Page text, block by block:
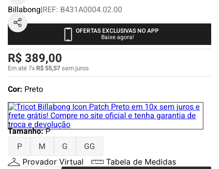
Billabong|REF: B431A0004.02.00
OFERTAS EXCLUSIVAS NO APP
Baixe agora!
R$ 389,00
Em até7xR$ 55,57sem juros
Cor: Preto
Tamanho:P
P
M G GG
Provador Virtual Tabela de Medidas
1
moletom
2º
regata
4º
boardshort
5º
camiseta
6º
bermuda
7º
jaqueta
8º
carteira
9º
mochila
10º chinelo